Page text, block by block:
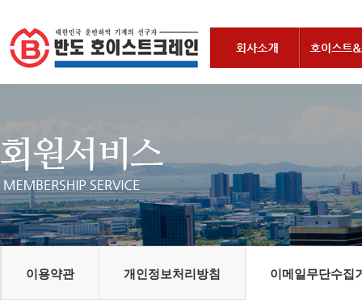
이용약관 개인정보처리방침 이메일무단수집